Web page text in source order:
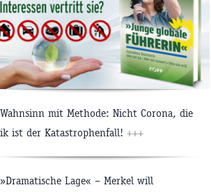
Wahnsinn mit Methode: Nicht Corona, die
ist der Katastrophenfall! +++
»Dramatische Lage« – Merkel will